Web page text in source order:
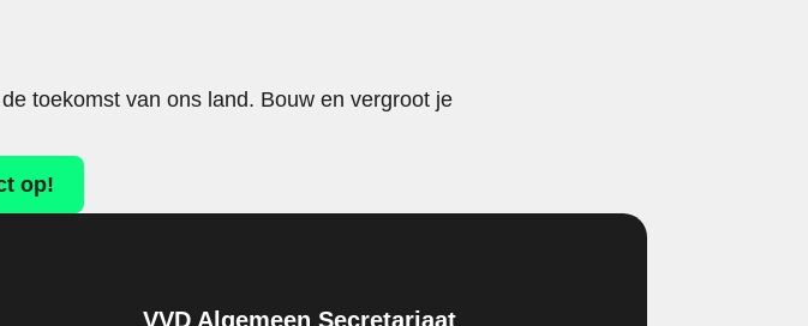
toekomst van ons land. Bouw en vergroot je
op!
VVD Algemeen Secretariaat